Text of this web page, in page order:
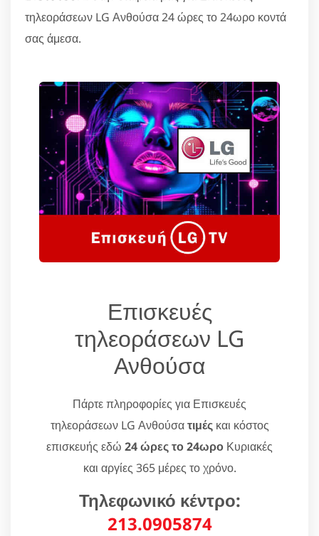
τηλεοράσεων LG Ανθούσα 24 ώρες το 24ωρο κοντά
σας άμεσα.
Επισκευές
τηλεοράσεων LG
Ανθούσα
Πάρτε πληροφορίες για Επισκευές
τηλεοράσεων LG Ανθούσατιμέςκαι κόστος
επισκευής εδώ 24 ώρες το 24ωρο Κυριακές
και αργίες 365 μέρες το χρόνο.
Τηλεφωνικό κέντρο:
213.0905874